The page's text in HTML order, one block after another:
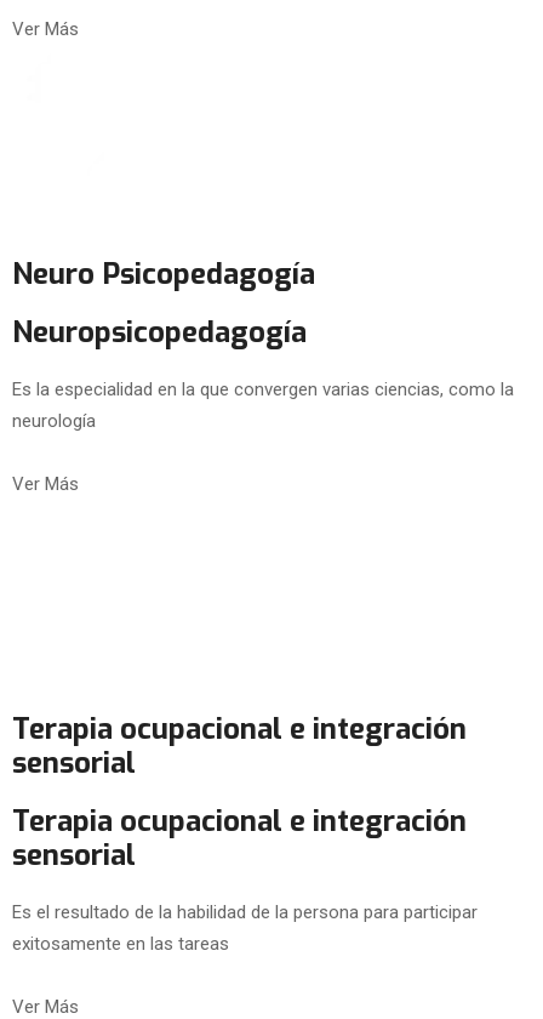
Ver Más
Neuro Psicopedagogía
Neuropsicopedagogía
Es la especialidad en la que convergen varias ciencias, como la
neurología
Ver Más
Terapia ocupacional e integración
sensorial
Terapia ocupacional e integración
sensorial
Es el resultado de la habilidad de la persona para participar
exitosamente en las tareas
Ver Más